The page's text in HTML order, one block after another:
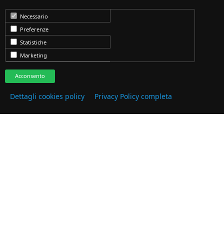
Necessario
Preferenze
Statistiche
Marketing
Acconsento
Dettagli cookies policy Privacy Policy completa